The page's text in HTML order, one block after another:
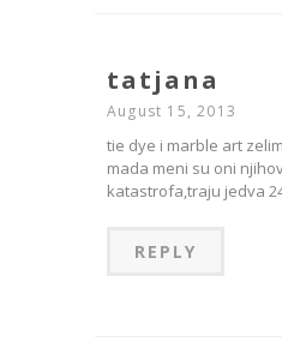
tatjana
August 15, 2013
tie dye i marble art
mada meni su oni
katastrofa,traju jedva
REPLY